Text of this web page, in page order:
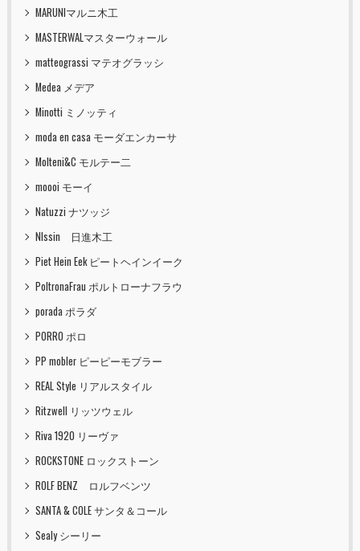
MARUNIマルニ木工
MASTERWALマスターウォール
matteograssi マテオグラッシ
Medea メデア
Minotti ミノッティ
moda en casa モーダエンカーサ
Molteni&C モルテー二
moooi モーイ
Natuzzi ナツッジ
NIssin 日進木工
Piet Hein Eek ピートヘインイーク
PoltronaFrau ポルトローナフラウ
porada ポラダ
PORRO ポロ
PP mobler ピーピーモブラー
REAL Style リアルスタイル
Ritzwell リッツウェル
Riva 1920 リーヴァ
ROCKSTONE ロックストーン
ROLF BENZ ロルフベンツ
SANTA & COLE サンタ＆コール
Sealy シーリー